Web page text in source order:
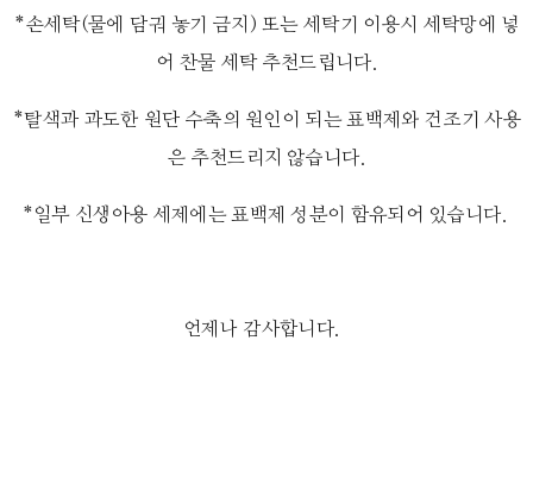
*손세탁(물에 담궈 놓기 금지) 또는 세탁기 이용시 세탁망에 넣
어 찬물 세탁 추천드립니다.
*탈색과 과도한 원단 수축의 원인이 되는 표백제와 건조기 사용
은 추천드리지 않습니다.
*일부 신생아용 세제에는 표백제 성분이 함유되어 있습니다.
언제나 감사합니다.